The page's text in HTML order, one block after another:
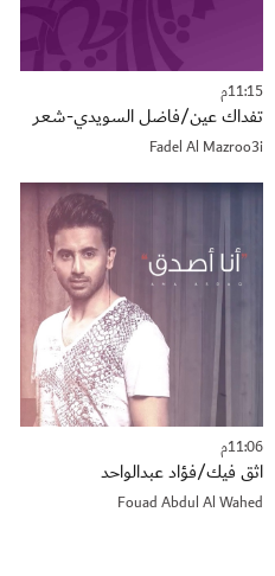
11:15م
تفداك عين/فاضل السويدي-شعر
Fadel Al Mazroo3i
11:06م
اثق فيك/فؤاد عبدالواحد
Fouad Abdul Al Wahed